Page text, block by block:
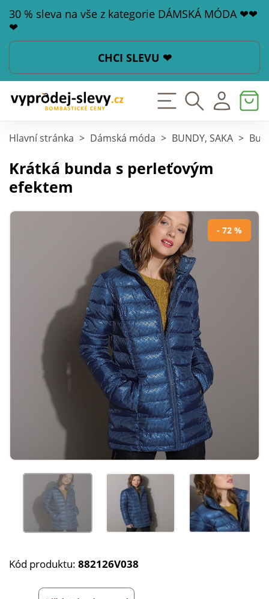
30 % sleva na vše z kategorie DÁMSKÁ MÓDA ❤❤
❤
CHCI SLEVU ❤
Hlavní stránka > Dámská móda > BUNDY, SAKA >
Krátká bunda s perleťovým
efektem
- 72 %
Kód produktu: 882126V038